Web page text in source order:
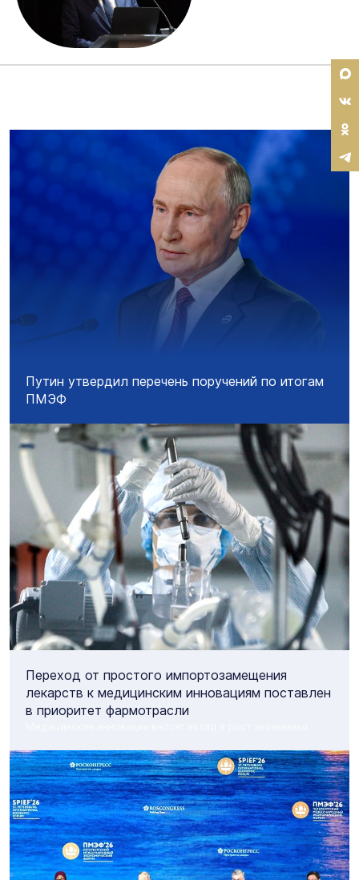
Путин утвердил перечень поручений по итогам
ПМЭФ
Переход от простого импортозамещения
лекарств к медицинским инновациям поставлен
в приоритет фармотрасли